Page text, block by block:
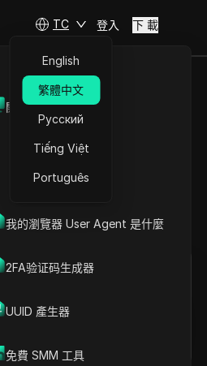
開放API
我的瀏覽器 User Agent 是什麼
2FA验证码生成器
UUID 產生器
免費 SMM 工具
TC
English
繁體中文
Русский
Tiếng Việt
Português
登入 下 載
在ChatGPT中開啟